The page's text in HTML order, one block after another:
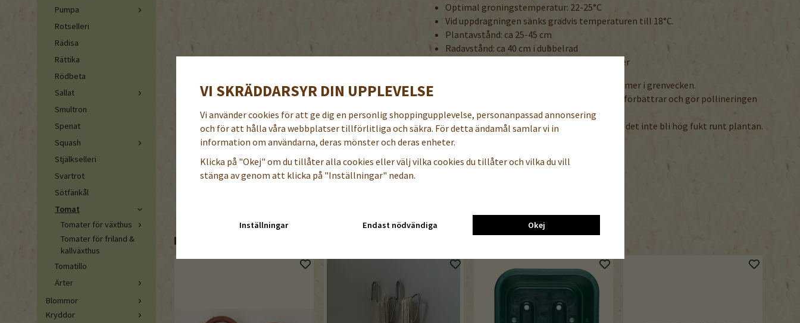
Pumpa
Rotselleri
Rädisa
Rättika
Rödbeta
Sallat
Smultron
Spenat
Squash
Stjälkselleri
Svartrot
Sötfänkål
Tomat
Tomater för växthus
Tomater för friland &
kallväxthus
Tomatillo
Ärter
Blommor
Kryddor
Optimal groningstemperatur: 22-25°C
Vid uppdragningen sänks gradvis temperaturen till 18°C.
Plantavstånd: ca 25-45 cm
Radavstånd: ca 40 cm i dubbelrad
Grobarhet lägst 80% för frökonstanta sorter
Denna sort ska tjuvas. Knipsa bort skott som kommer i grenvecken.
En regelbunden tjuvning och skakning av plantan förbättrar och gör pollineringen
enhetligare.
Se till att hålla ventilering god i växthuset och låt det inte bli hög fukt runt plantan.
Avblada i tid.
BENÄMNING PÅ NÅGRA ANDRA SPRÅK
REKOMMENDERADE TILLBEHÖR TILL DENNA PRODUKT
VI SKRÄDDARSYR DIN UPPLEVELSE
Vi använder cookies för att ge dig en personlig shoppingupplevelse, personanpassad annonsering
och för att hålla våra webbplatser tillförlitliga och säkra. För detta ändamål samlar vi in
information om användarna, deras mönster och deras enheter.
Klicka på "Okej" om du tillåter alla cookies eller välj vilka cookies du tillåter och vilka du vill
stänga av genom att klicka på "Inställningar" nedan.
Inställningar Endast nödvändiga Okej